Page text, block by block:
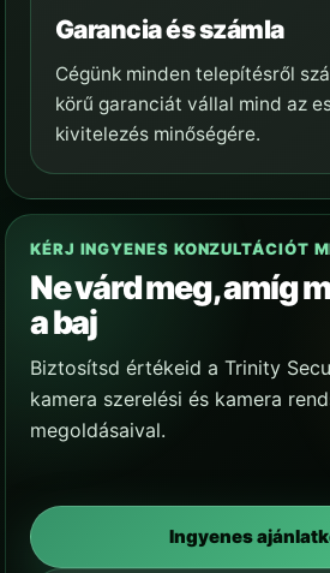
Garancia és számla
Cégünk minden telepítésről
körű garanciát vállal mind az
kivitelezés minőségére.
KÉRJ INGYENES KONZULTÁCIÓT
Ne várd meg, amíg
a baj
Biztosítsd értékeid a Trinity
kamera szerelési és kamera
megoldásaival.
Ingyenes